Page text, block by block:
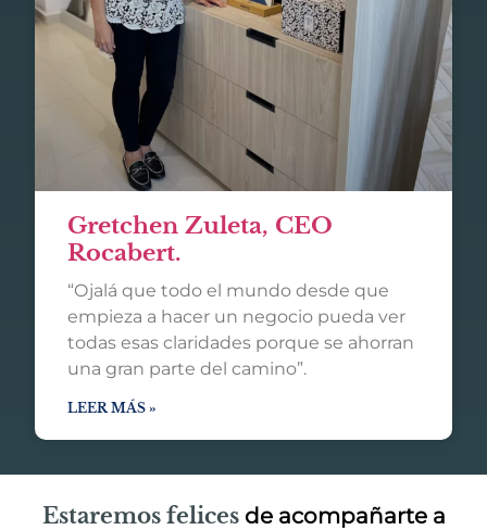
Gretchen Zuleta, CEO
Rocabert.
“Ojalá que todo el mundo desde que
empieza a hacer un negocio pueda ver
todas esas claridades porque se ahorran
una gran parte del camino”.
LEER MÁS »
Estaremos felicesde acompañarte a